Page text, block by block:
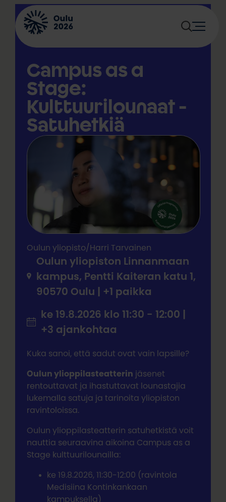
Siirry
sisältöön
Campus as a
Stage:
Kulttuurilounaat -
Satuhetkiä
Oulun yliopiston Linnanmaan
kampus, Pentti Kaiteran katu 1,
90570 Oulu | +1 paikka
ke 19.8.2026 klo 11:30 - 12:00 |
+3 ajankohtaa
Kuka sanoi, että sadut ovat vain lapsille?
Oulun ylioppilasteatterin jäsenet
rentouttavat ja ihastuttavat lounastajia
lukemalla satuja ja tarinoita yliopiston
ravintoloissa.
Oulun ylioppilasteatterin satuhetkistä voit
nauttia seuraavina aikoina Campus as a
Stage kulttuurilounailla:
ke 19.8.2026, 11:30-12:00 (ravintola
Medisiina Kontinkankaan
kampuksella)
Oulun yliopisto/Harri Tarvainen